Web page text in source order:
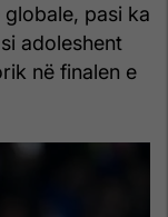
pasi ka
adoleshent
në finalen e